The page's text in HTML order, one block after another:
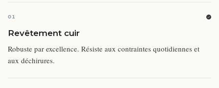
01
Revêtement cuir
Robuste par excellence. Résiste aux contraintes quotidiennes et
aux déchirures.